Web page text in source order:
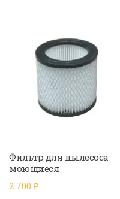
Фильтр для пылесоса
моющиеся
2 700 ₽